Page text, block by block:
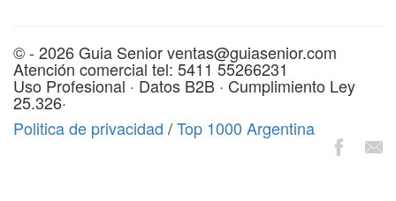
© - 2026 Guia Senior ventas@guiasenior.com
Atención comercial tel: 5411 55266231
Uso Profesional · Datos B2B · Cumplimiento Ley
25.326·
Politica de privacidad /Top 1000 Argentina